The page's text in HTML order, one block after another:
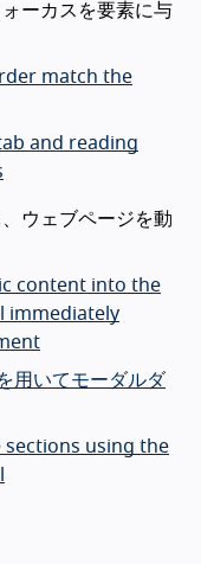
ーカスを要素に与
match the
and reading
ウェブページを動
content into the
immediately
用いてモーダルダ
sections using the